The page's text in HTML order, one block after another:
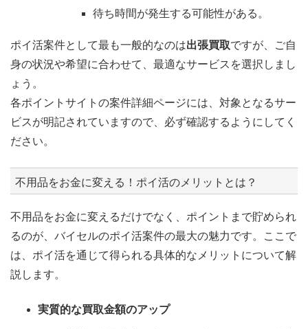
待ち時間が発生する可能性がある。
ポイ活案件として最も一般的なのは出張買取ですが、ご自
身の状況や希望に合わせて、最適なサービスを選択しまし
ょう。
各ポイントサイトの案件詳細ページには、対象となるサー
ビスが明記されていますので、必ず確認するようにしてく
ださい。
不用品をお金に変える！ポイ活のメリットとは？
不用品をお金に変えるだけでなく、ポイントまで貯められ
るのが、バイセルのポイ活案件の最大の魅力です。ここで
は、ポイ活を通じて得られる具体的なメリットについて解
説します。
実質的な買取金額のアップ